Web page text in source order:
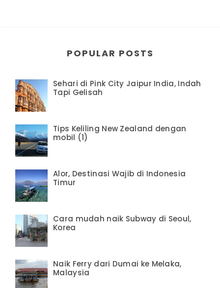
POPULAR POSTS
Sehari di Pink City Jaipur India, Indah
Tapi Gelisah
Tips Keliling New Zealand dengan
mobil (1)
Alor, Destinasi Wajib di Indonesia
Timur
Cara mudah naik Subway di Seoul,
Korea
Naik Ferry dari Dumai ke Melaka,
Malaysia